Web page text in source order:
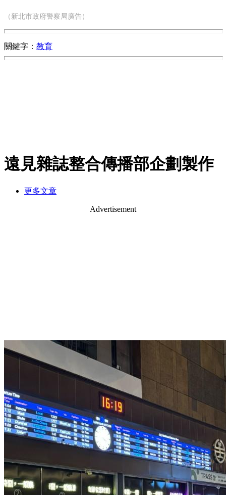
（新北市政府警察局廣告）
關鍵字： 教育
遠見雜誌整合傳播部企劃製作
更多文章
Advertisement